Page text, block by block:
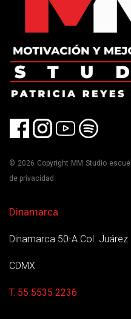
© 2026 Copyright MM Studio
de privacidad
Dinamarca
Dinamarca 50-A Col. Juárez
CDMX
T. 55 5535 2236